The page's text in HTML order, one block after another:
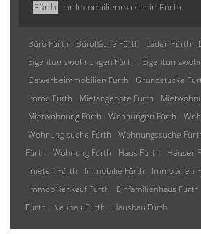
Fürth Ihr Immobilienmakler in Fürth
Büro Fürth Bürofläche Fürth Laden Fürth
Eigentumswohnungen Fürth
Gewerbeimmobilien Fürth
Grundstücke
Immo Fürth
Mietangebote Fürth
Mietwohnung Fürth
Wohnungen Fürth
Wohnung suche Fürth
Wohnungssuche
Fürth
Wohnung Fürth Haus Fürth Häuser
mieten Fürth
Immobilie Fürth Immobilien
Immobilienkauf Fürth
Einfamilienhaus Fürth
Fürth
Neubau Fürth Hausbau Fürth